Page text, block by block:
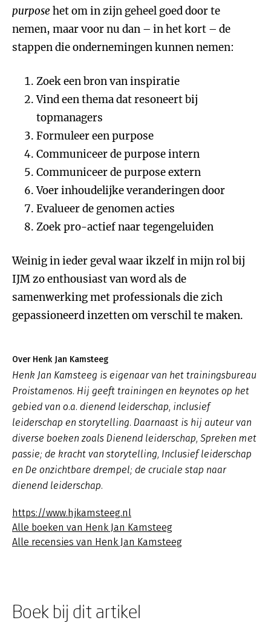
purpose het om in zijn geheel goed door te
nemen, maar voor nu dan – in het kort – de
stappen die ondernemingen kunnen nemen:
Zoek een bron van inspiratie
Vind een thema dat resoneert bij
topmanagers
Formuleer een purpose
Communiceer de purpose intern
Communiceer de purpose extern
Voer inhoudelijke veranderingen door
Evalueer de genomen acties
Zoek pro-actief naar tegengeluiden
Weinig in ieder geval waar ikzelf in mijn rol bij
IJM zo enthousiast van word als de
samenwerking met professionals die zich
gepassioneerd inzetten om verschil te maken.
Over Henk Jan Kamsteeg
Henk Jan Kamsteeg is eigenaar van het trainingsbureau
Proistamenos. Hij geeft trainingen en keynotes op het
gebied van o.a. dienend leiderschap, inclusief
leiderschap en storytelling. Daarnaast is hij auteur van
diverse boeken zoals Dienend leiderschap, Spreken met
passie; de kracht van storytelling, Inclusief leiderschap
en De onzichtbare drempel; de cruciale stap naar
dienend leiderschap.
https://www.hjkamsteeg.nl
Alle boeken van Henk Jan Kamsteeg
Alle recensies van Henk Jan Kamsteeg
Boek bij dit artikel